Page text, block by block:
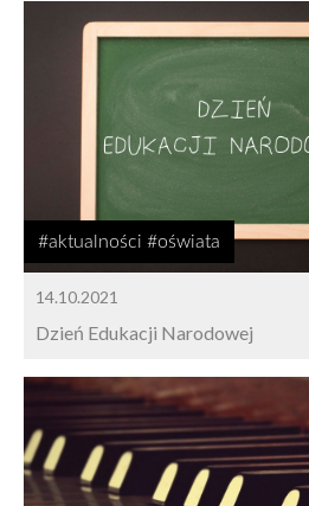
#aktualności #oświata
14.10.2021
Dzień Edukacji Narodowej